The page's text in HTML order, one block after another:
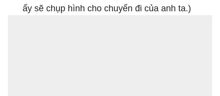
ấy sẽ chụp hình cho chuyến đi của anh ta.)